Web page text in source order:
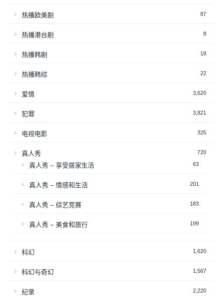
热播欧美剧 87
热播港台剧 8
热播韩剧 18
热播韩综 22
爱情 3,620
犯罪 3,821
电视电影 325
真人秀 720
真人秀 – 享受居家生活 63
真人秀 – 情感和生活 201
真人秀 – 综艺竞赛 183
真人秀 – 美食和旅行 199
科幻 1,620
科幻与奇幻 1,567
纪录 2,220